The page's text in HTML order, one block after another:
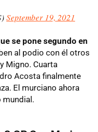
September 19, 2021
se pone segundo en
al podio con él otros
Migno. Cuarta
Acosta finalmente
El murciano ahora
mundial.